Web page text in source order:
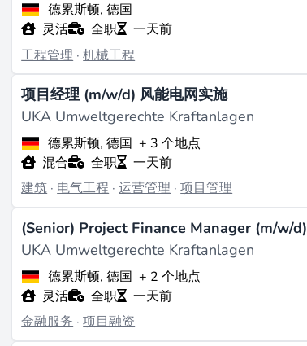
德累斯顿, 德国
灵活
全职
一天前
工程管理 ·机械工程
项目经理 (m/w/d) 风能电网实施
UKA Umweltgerechte Kraftanlagen
德累斯顿, 德国 + 3 个地点
混合
全职
一天前
建筑 · 电气工程 ·运营管理 ·项目管理
(Senior) Project Finance Manager (m/w/d)
UKA Umweltgerechte Kraftanlagen
德累斯顿, 德国 + 2 个地点
灵活
全职
一天前
金融服务 ·项目融资